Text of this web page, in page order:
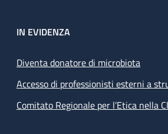
IN EVIDENZA
Diventa donatore di microbiota
Accesso di professionisti esterni a
Comitato Regionale per l’Etica nella